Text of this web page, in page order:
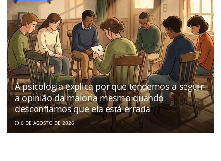
A psicologia explica por que tendemos a seguir
a opinião da maioria mesmo quando
desconfiamos que ela está errada
6 DE AGOSTO DE 2026